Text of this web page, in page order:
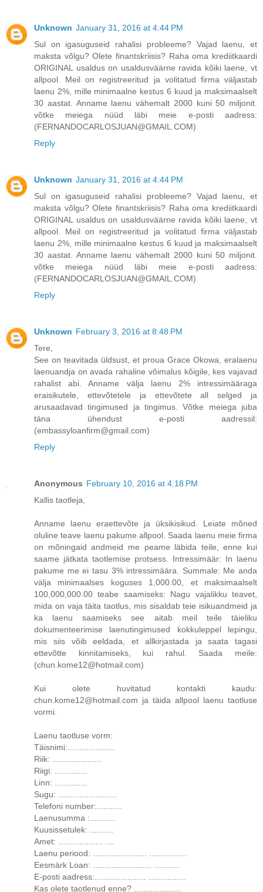
Unknown January 31, 2016 at 4:44 PM
Sul on igasuguseid rahalisi probleeme? Vajad laenu, et
maksta võlgu? Olete finantskriisis? Raha oma krediitkaardi
ORIGINAL usaldus on usaldusväärne ravida kõiki laene, vt
allpool. Meil on registreeritud ja volitatud firma väljastab
laenu 2%, mille minimaalne kestus 6 kuud ja maksimaalselt
30 aastat. Anname laenu vähemalt 2000 kuni 50 miljonit.
võtke meiega nüüd läbi meie e-posti aadress:
(FERNANDOCARLOSJUAN@GMAIL.COM)
Reply
Unknown January 31, 2016 at 4:44 PM
Sul on igasuguseid rahalisi probleeme? Vajad laenu, et
maksta võlgu? Olete finantskriisis? Raha oma krediitkaardi
ORIGINAL usaldus on usaldusväärne ravida kõiki laene, vt
allpool. Meil on registreeritud ja volitatud firma väljastab
laenu 2%, mille minimaalne kestus 6 kuud ja maksimaalselt
30 aastat. Anname laenu vähemalt 2000 kuni 50 miljonit.
võtke meiega nüüd läbi meie e-posti aadress:
(FERNANDOCARLOSJUAN@GMAIL.COM)
Reply
Unknown February 3, 2016 at 8:48 PM
Tere,
See on teavitada üldsust, et proua Grace Okowa, eralaenu
laenuandja on avada rahaline võimalus kõigile, kes vajavad
rahalist abi. Anname välja laenu 2% intressimääraga
eraisikutele, ettevõtetele ja ettevõtete all selged ja
arusaadavad tingimused ja tingimus. Võtke meiega juba
täna ühendust e-posti aadressil:
(embassyloanfirm@gmail.com)
Reply
Anonymous February 10, 2016 at 4:18 PM
Kallis taotleja,
Anname laenu eraettevõte ja üksikisikud. Leiate mõned
oluline teave laenu pakume allpool. Saada laenu meie firma
on mõningaid andmeid me peame läbida teile, enne kui
saame jätkata taotlemise protsess. Intressimäär: In laenu
pakume me ei tasu 3% intressimäära. Summale: Me anda
välja minimaalses koguses 1,000.00, et maksimaalselt
100,000,000.00 teabe saamiseks: Nagu vajalikku teavet,
mida on vaja täita taotlus, mis sisaldab teie isikuandmeid ja
ka laenu saamiseks see aitab meil teile täieliku
dokumenteerimise laenutingimused kokkuleppel lepingu,
mis siis võib eeldada, et allkirjastada ja saata tagasi
ettevõtte kinnitamiseks, kui rahul. Saada meile:
(chun.kome12@hotmail.com)
Kui olete huvitatud kontakti kaudu:
chun.kome12@hotmail.com ja täida allpool laenu taotluse
vormi.
Laenu taotluse vorm:
Täisnimi:....................
Riik: .....................
Riigi: ..............
Linn: ..............
Sugu: .........................
Telefoni number:...........
Laenusumma :...........
Kuusissetulek: ..........
Amet: ................... ....
Laenu periood: ....................... ................
Eesmärk Loan: ......................... ...........
E-posti aadress:...................... ................
Kas olete taotlenud enne? ....................